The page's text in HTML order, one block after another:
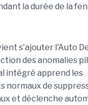
la durée de la
s'ajouter l'Auto
des anomalies
intégré apprend les
normaux de
et déclenche